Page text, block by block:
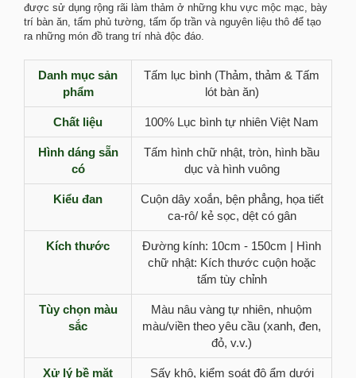
được sử dụng rộng rãi làm thảm ở những khu vực mộc mạc, bày
trí bàn ăn, tấm phủ tường, tấm ốp trần và nguyên liệu thô để tạo
ra những món đồ trang trí nhà độc đáo.
Danh mục sản
phẩm
Tấm lục bình (Thảm, thảm & Tấm
lót bàn ăn)
Chất liệu 100% Lục bình tự nhiên Việt Nam
Hình dáng sẵn
có
Tấm hình chữ nhật, tròn, hình bầu
dục và hình vuông
Kiểu đan
Cuộn dây xoắn, bện phẳng, họa tiết
ca-rô/ kẻ sọc, dệt có gân
Kích thước
Đường kính: 10cm - 150cm | Hình
chữ nhật: Kích thước cuộn hoặc
tấm tùy chỉnh
Tùy chọn màu
sắc
Màu nâu vàng tự nhiên, nhuộm
màu/viền theo yêu cầu (xanh, đen,
đỏ, v.v.)
Xử lý bề mặt Sấy khô, kiểm soát độ ẩm dưới